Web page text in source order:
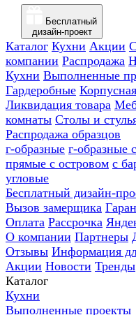
Бесплатный
дизайн-проект
Каталог Кухни Акции
компании Распродажа
Кухни Выполненные
Гардеробные
Ликвидация товара
комнаты Столы и
Распродажа образцов
г-образные г-образные
прямые с островом с
угловые
Бесплатный дизайн-
Вызов замерщика
Оплата Рассрочка
О компании Партнеры
Отзывы Информация
Акции Новости Тренды
Каталог
Кухни
Выполненные проекты